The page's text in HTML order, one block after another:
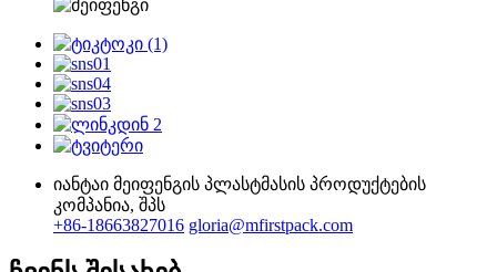
იანტაი მეიფენგის პლასტმასის პროდუქტების
კომპანია, შპს
+86-18663827016 gloria@mfirstpack.com